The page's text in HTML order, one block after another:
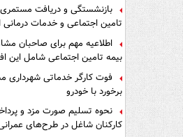
بازنشستگی و دریافت
تامین اجتماعی و خدمات درمانی
است ؟
اطلاعیه مهم برای صاحبان
بیمه تامین اجتماعی شامل این
شودفوت کارگر خدماتی شهرداری
برخورد با خودرو
نحوه تسلیم صورت مزد و
کارکنان شاغل در طرح‌های